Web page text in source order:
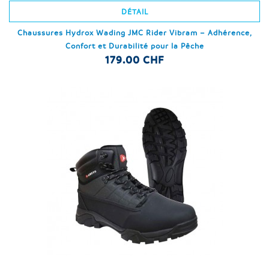
DÉTAIL
Chaussures Hydrox Wading JMC Rider Vibram – Adhérence,
Confort et Durabilité pour la Pêche
179.00 CHF